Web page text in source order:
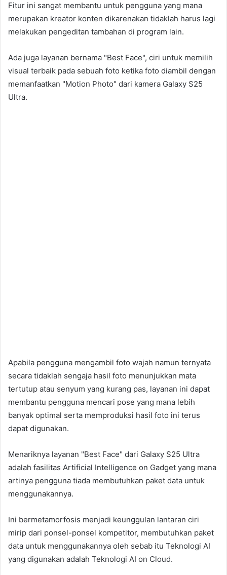
Fitur ini sangat membantu untuk pengguna yang mana
merupakan kreator konten dikarenakan tidaklah harus lagi
melakukan pengeditan tambahan di program lain.
Ada juga layanan bernama "Best Face", ciri untuk memilih
visual terbaik pada sebuah foto ketika foto diambil dengan
memanfaatkan "Motion Photo" dari kamera Galaxy S25
Ultra.
Apabila pengguna mengambil foto wajah namun ternyata
secara tidaklah sengaja hasil foto menunjukkan mata
tertutup atau senyum yang kurang pas, layanan ini dapat
membantu pengguna mencari pose yang mana lebih
banyak optimal serta memproduksi hasil foto ini terus
dapat digunakan.
Menariknya layanan "Best Face" dari Galaxy S25 Ultra
adalah fasilitas Artificial Intelligence on Gadget yang mana
artinya pengguna tiada membutuhkan paket data untuk
menggunakannya.
Ini bermetamorfosis menjadi keunggulan lantaran ciri
mirip dari ponsel-ponsel kompetitor, membutuhkan paket
data untuk menggunakannya oleh sebab itu Teknologi AI
yang digunakan adalah Teknologi AI on Cloud.